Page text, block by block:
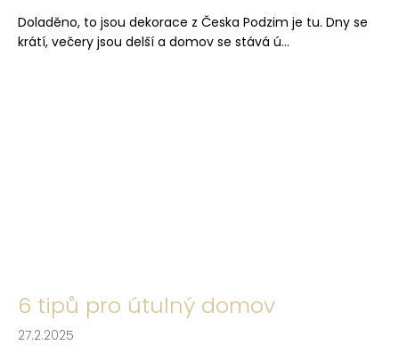
Doladěno, to jsou dekorace z Česka Podzim je tu. Dny se
krátí, večery jsou delší a domov se stává ú...
6 tipů pro útulný domov
27.2.2025
j
e